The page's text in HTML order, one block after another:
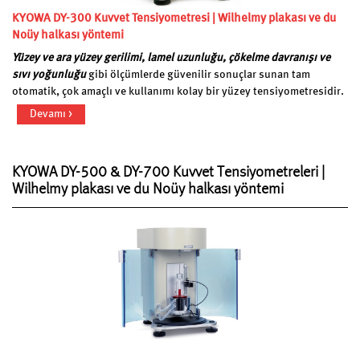
KYOWA DY-300 Kuvvet Tensiyometresi | Wilhelmy plakası ve du
Noüy halkası yöntemi
Yüzey ve ara yüzey gerilimi, lamel uzunluğu, çökelme davranışı ve
sıvı yoğunluğu gibi ölçümlerde güvenilir sonuçlar sunan tam
otomatik, çok amaçlı ve kullanımı kolay bir yüzey tensiyometresidir.
Devamı >
KYOWA DY-500 & DY-700 Kuvvet Tensiyometreleri |
Wilhelmy plakası ve du Noüy halkası yöntemi